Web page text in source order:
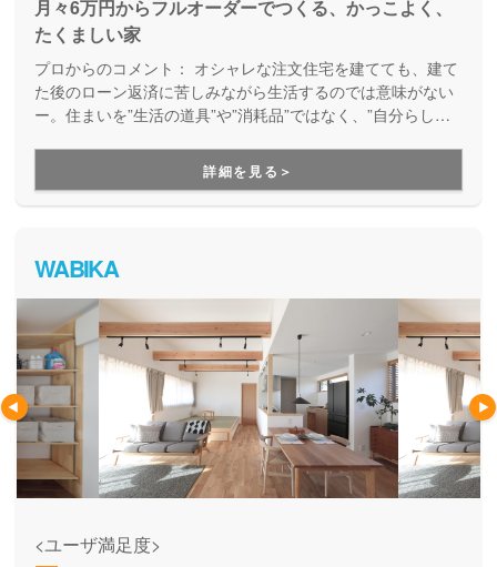
月々6万円からフルオーダーでつくる、かっこよく、
たくましい家
プロからのコメント： オシャレな注文住宅を建てても、建て
た後のローン返済に苦しみながら生活するのでは意味がない
ー。住まいを”生活の道具”や”消耗品”ではなく、”自分らしさ
え、デザイン性とコストパフォーマンスの両立を実現してく
れるブランドです。月々無理なくお支払いできる価格で、理
想の家づくりを叶えてくれます。
詳細を見る＞
WABIKA
<ユーザ満足度>